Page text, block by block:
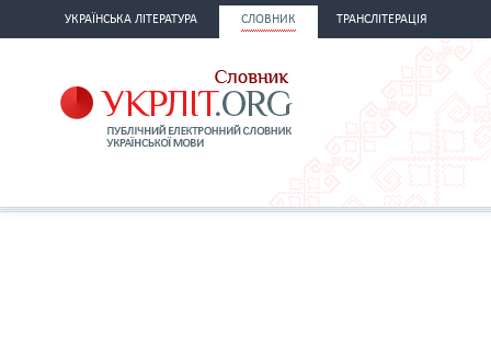
УКРАЇНСЬКА ЛІТЕРАТУРА СЛОВНИК ТРАНСЛІТЕРАЦІЯ